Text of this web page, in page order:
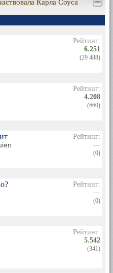
Карла Соуса
Рейтинг:
6.251
(29 488)
Рейтинг:
4.208
(660)
Рейтинг:
—
(0)
Рейтинг:
—
(0)
Рейтинг:
5.542
(341)